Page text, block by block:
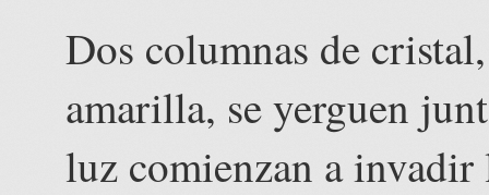
Dos columnas de
amarilla, se yerguen
luz comienzan a invadir